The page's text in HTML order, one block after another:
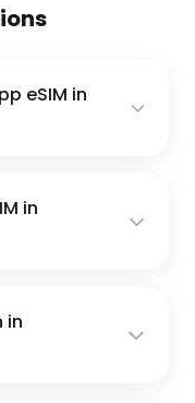
eSIM in
in
in